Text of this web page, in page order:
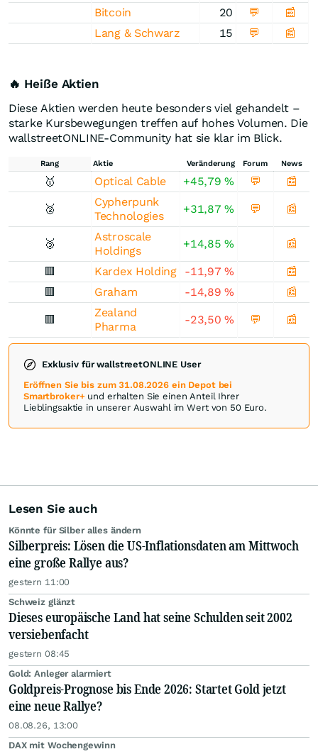
Bitcoin
20 💬
📰
Lang & Schwarz
15 💬 📰
🔥 Heiße Aktien
Diese Aktien werden heute besonders viel gehandelt –
starke Kursbewegungen treffen auf hohes Volumen. Die
wallstreetONLINE-Community hat sie klar im Blick.
Rang Aktie Veränderung Forum News
🥇 Optical Cable +45,79% 💬 📰
🥈
Cypherpunk
Technologies
+31,87% 💬 📰
🥉
Astroscale
Holdings
+14,85% 📰
🟥 Kardex Holding -11,97%
📰
🟥
Graham -14,89% 📰
🟥
Zealand
Pharma
-23,50% 💬 📰
Exklusiv für wallstreetONLINE User
Eröffnen Sie bis zum 31.08.2026 ein Depot bei
Smartbroker+und erhalten Sie einen Anteil Ihrer
Lieblingsaktie in unserer Auswahl im Wert von 50 Euro.
Lesen Sie auch
Könnte für Silber alles ändern
Silberpreis: Lösen die US-Inflationsdaten am Mittwoch
eine große Rallye aus?
gestern 11:00
Schweiz glänzt
Dieses europäische Land hat seine Schulden seit 2002
versiebenfacht
gestern 08:45
Gold: Anleger alarmiert
Goldpreis-Prognose bis Ende 2026: Startet Gold jetzt
eine neue Rallye?
08.08.26, 13:00
DAX mit Wochengewinn